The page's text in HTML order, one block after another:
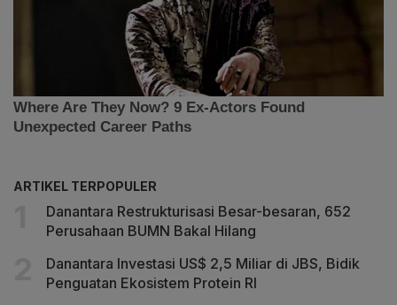
ARTIKEL TERPOPULER
Danantara Restrukturisasi Besar-besaran, 652
Perusahaan BUMN Bakal Hilang
Danantara Investasi US$ 2,5 Miliar di JBS, Bidik
Penguatan Ekosistem Protein RI